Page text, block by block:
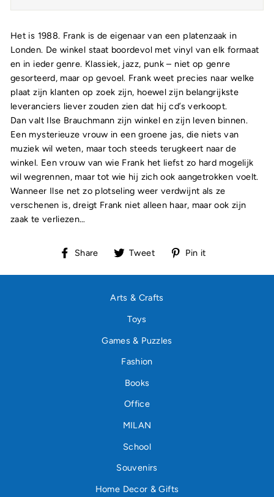
Het is 1988. Frank is de eigenaar van een platenzaak in
Londen. De winkel staat boordevol met vinyl van elk formaat
en in ieder genre. Klassiek, jazz, punk – niet op genre
gesorteerd, maar op gevoel. Frank weet precies naar welke
plaat zijn klanten op zoek zijn, hoewel zijn belangrijkste
leveranciers liever zouden zien dat hij cd’s verkoopt.
Dan valt Ilse Brauchmann zijn winkel en zijn leven binnen.
Een mysterieuze vrouw in een groene jas, die niets van
muziek wil weten, maar toch steeds terugkeert naar de
winkel. Een vrouw van wie Frank het liefst zo hard mogelijk
wil wegrennen, maar tot wie hij zich ook aangetrokken voelt.
Wanneer Ilse net zo plotseling weer verdwijnt als ze
verschenen is, dreigt Frank niet alleen haar, maar ook zijn
zaak te verliezen…
Share
Share
Facebook
Tweet
Tweet
Twitter
Pin it
Pinterest
Arts & Crafts
Toys
Games & Puzzles
Fashion
Books
Office
MILAN
School
Souvenirs
Home Decor & Gifts